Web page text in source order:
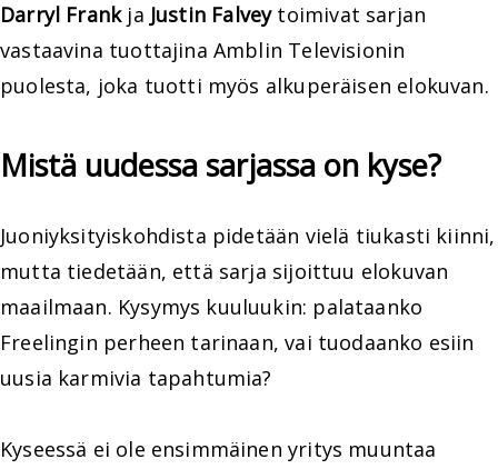
Darryl Frankja Justin Falveytoimivat sarjan
vastaavina tuottajina Amblin Televisionin
puolesta, joka tuotti myös alkuperäisen elokuvan.
Mistä uudessa sarjassa on kyse?
Juoniyksityiskohdista pidetään vielä tiukasti kiinni,
mutta tiedetään, että sarja sijoittuu elokuvan
maailmaan. Kysymys kuuluukin: palataanko
Freelingin perheen tarinaan, vai tuodaanko esiin
uusia karmivia tapahtumia?
Kyseessä ei ole ensimmäinen yritys muuntaa